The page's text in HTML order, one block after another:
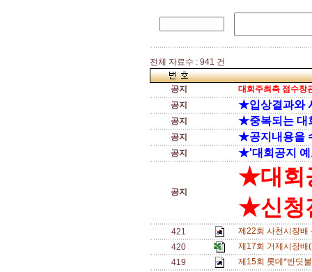
전체 자료수 : 941 건
공지
대회주최측 접수창
공지
★입상결과와
공지 ★중복되는 대
공지 ★공지내용을
공지 ★'대회공지 예
공지
★대회
★신청
421
제22회 사천시장
420
제17회 거제시장
419
제15회 롯데*반딧